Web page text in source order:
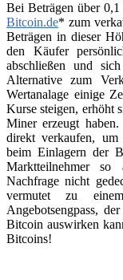
Bei Beträgen über
Bitcoin.de* zum
Beträgen in dieser
den Käufer
abschließen und
Alternative zum
Wertanalage einige
Kurse steigen, erhöht
Miner erzeugt
direkt verkaufen, um
beim Einlagern der
Marktteilnehmer
Nachfrage nicht
vermutet zu
Angebotsengpass,
Bitcoin auswirken
Bitcoins!